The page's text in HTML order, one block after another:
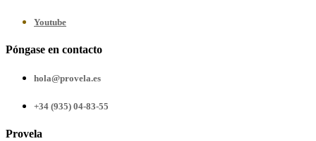
Youtube
Póngase en contacto
hola@provela.es
+34 (935) 04-83-55
Provela